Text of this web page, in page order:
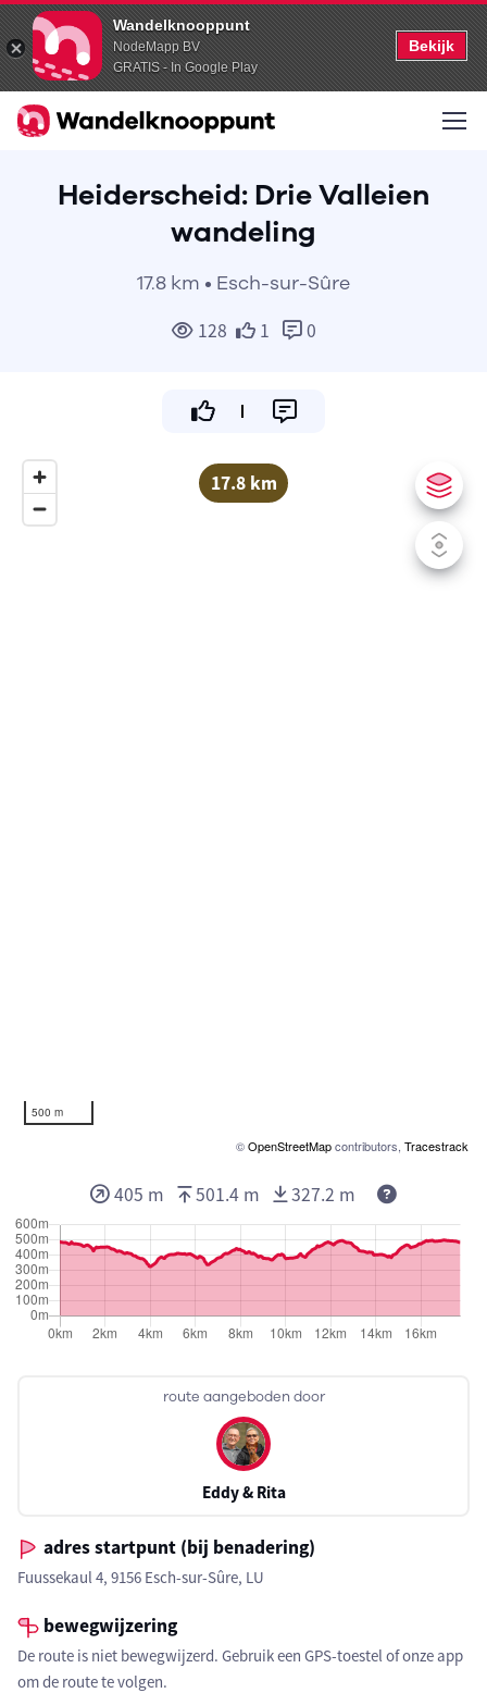
Wandelknooppunt
NodeMapp BV
GRATIS - In Google Play
Bekijk
Heiderscheid: Drie Valleien
wandeling
17.8 km • Esch-sur-Sûre
128 1 0
17.8 km
500 m
©OpenStreetMapcontributors, Tracestrack
route aangeboden door
Eddy & Rita
adres startpunt (bij benadering)
Fuussekaul 4, 9156 Esch-sur-Sûre, LU
bewegwijzering
De route is niet bewegwijzerd. Gebruik een GPS-toestel of onze app
om de route te volgen.
405 m 501.4 m 327.2 m